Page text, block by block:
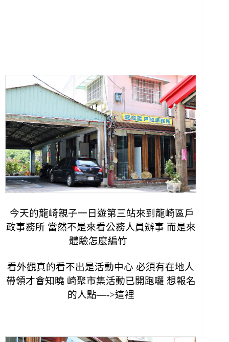
今天的龍崎親子一日遊第三站來到龍崎區戶
政事務所 當然不是來看公務人員辦事 而是來
體驗怎麼編竹
看外觀真的看不出是活動中心 必須有在地人
帶領才會知曉 崎聚市集活動已開跑囉 想報名
的人點—->這裡